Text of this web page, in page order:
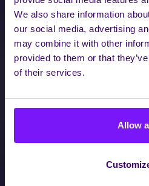
We also share information
our social media, advertising
may combine it with other
provided to them or that
of their services.
Allow